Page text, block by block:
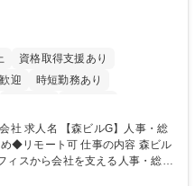
資格取得支援あり
迎
時短勤務あり
迎 駅近5分以内 土日祝休み
事・総
仕事の内容 森ビル
ィスから会社を支える人事・総務
ランスよく担当し、ゆくゆくは制